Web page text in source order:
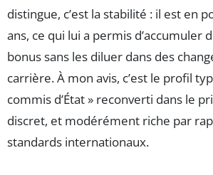
distingue, c’est la stabilité : il est en
ans, ce qui lui a permis d’accumuler
bonus sans les diluer dans des
carrière. À mon avis, c’est le profil
commis d’État » reconverti dans le
discret, et modérément riche par
standards internationaux.